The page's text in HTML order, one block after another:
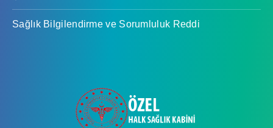
Sağlık Bilgilendirme ve Sorumluluk Reddi